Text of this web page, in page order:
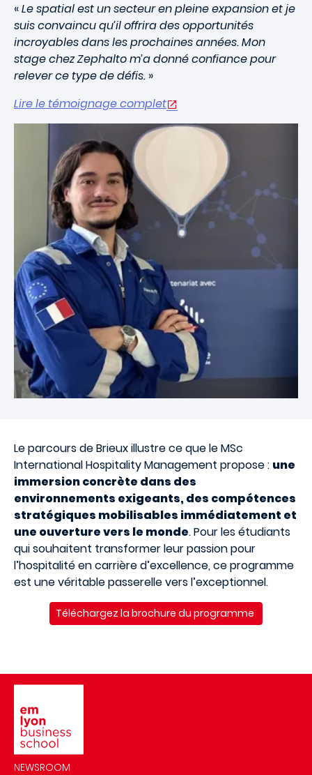
«Le spatial est un secteur en pleine expansion et je
suis convaincu qu’il offrira des opportunités
incroyables dans les prochaines années. Mon
stage chez Zephalto m’a donné confiance pour
relever ce type de défis. »
Lire le témoignage complet
Le parcours de Brieux illustre ce que le MSc
International Hospitality Management propose : une
immersion concrète dans des
environnements exigeants, des compétences
stratégiques mobilisables immédiatement et
une ouverture vers le monde. Pour les étudiants
qui souhaitent transformer leur passion pour
l’hospitalité en carrière d’excellence, ce programme
est une véritable passerelle vers l’exceptionnel.
Téléchargez la brochure du programme
NEWSROOM